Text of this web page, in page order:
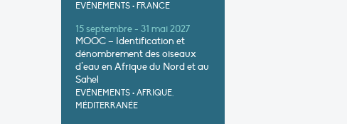
EVÉNEMENTS • FRANCE
15 septembre - 31 mai 2027
MOOC – Identification et
dénombrement des oiseaux
d’eau en Afrique du Nord et au
Sahel
EVÉNEMENTS • AFRIQUE,
MÉDITERRANÉE